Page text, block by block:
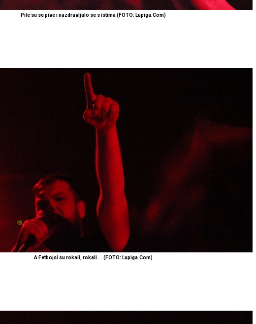
Pile su se pive i nazdravljalo se s istima(FOTO: Lupiga.Com)
A Fetbojsi su rokali, rokali... (FOTO: Lupiga.Com)